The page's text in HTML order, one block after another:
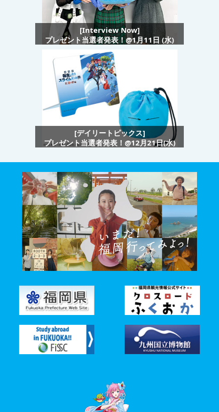
[Interview Now]
プレゼント当選者発表！@1月11日 (水)
[デイリートピックス]
プレゼント当選者発表！@12月21日(水)